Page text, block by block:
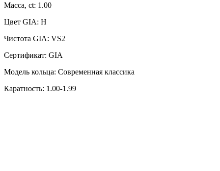
Масса, ct: 1.00
Цвет GIA: H
Чистота GIA: VS2
Сертификат: GIA
Модель кольца: Современная классика
Каратность: 1.00-1.99